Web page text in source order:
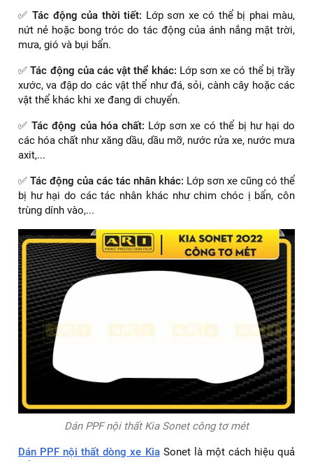
✅ Tác động của thời tiết: Lớp sơn xe có thể bị phai màu,
nứt nẻ hoặc bong tróc do tác động của ánh nắng mặt trời,
mưa, gió và bụi bẩn.
✅Tác động của các vật thể khác: Lớp sơn xe có thể bị trầy
xước, va đập do các vật thể như đá, sỏi, cành cây hoặc các
vật thể khác khi xe đang di chuyển.
✅Tác động của hóa chất: Lớp sơn xe có thể bị hư hại do
các hóa chất như xăng dầu, dầu mỡ, nước rửa xe, nước mưa
axit,...
✅ Tác động của các tác nhân khác: Lớp sơn xe cũng có thể
bị hư hại do các tác nhân khác như chim chóc ị bẩn, côn
trùng dính vào,...
Dán PPF nội thất Kia Sonet công tơ mét
Dán PPF nội thất dòng xe KiaSonet là một cách hiệu quả